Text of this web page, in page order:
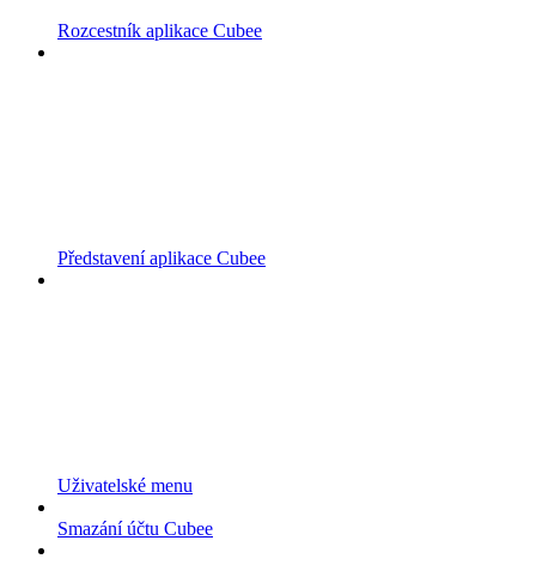
Rozcestník aplikace Cubee
Představení aplikace Cubee
Uživatelské menu
Smazání účtu Cubee